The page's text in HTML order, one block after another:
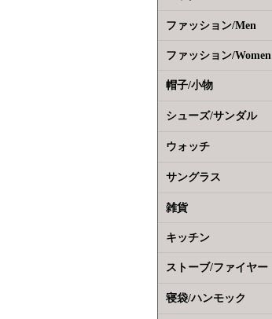
ファッション/Men
ファッション/Women
帽子/小物
シューズ/サンダル
ウォッチ
サングラス
雑貨
キッチン
ストーブ/ファイヤー
寝袋/ハンモック